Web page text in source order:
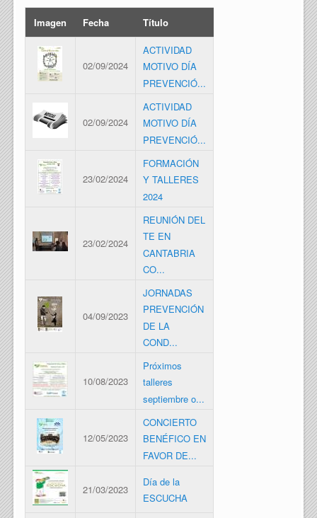
Imagen Fecha Título
02/09/2024
ACTIVIDAD
MOTIVO DÍA
PREVENCIÓ...
02/09/2024
ACTIVIDAD
MOTIVO DÍA
PREVENCIÓ...
23/02/2024
FORMACIÓN
Y TALLERES
2024
23/02/2024
REUNIÓN DEL
TE EN
CANTABRIA
CO...
04/09/2023
JORNADAS
PREVENCIÓN
DE LA
COND...
10/08/2023
Próximos
talleres
septiembre o...
12/05/2023
CONCIERTO
BENÉFICO EN
FAVOR DE...
21/03/2023
Día de la
ESCUCHA